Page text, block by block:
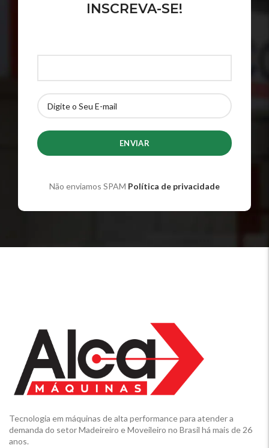
INSCREVA-SE!
Não enviamos SPAM Política de privacidade
Tecnologia em máquinas de alta performance para atender a
demanda do setor Madeireiro e Moveileiro no Brasil há mais de 26
anos.